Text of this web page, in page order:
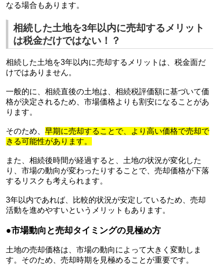
なる場合もあります。
相続した土地を3年以内に売却するメリット
は税金だけではない！？
相続した土地を3年以内に売却するメリットは、税金面だ
けではありません。
一般的に、相続直後の土地は、相続税評価額に基づいて価
格が決定されるため、市場価格よりも割安になることがあ
ります。
そのため、 早期に売却することで、より高い価格で売却で
きる可能性があります。
また、相続後時間が経過すると、土地の状況が変化した
り、市場の動向が変わったりすることで、売却価格が下落
するリスクも考えられます。
3年以内であれば、比較的状況が安定しているため、売却
活動を進めやすいというメリットもあります。
●市場動向と売却タイミングの見極め方
土地の売却価格は、市場の動向によって大きく変動しま
す。そのため、売却時期を見極めることが重要です。